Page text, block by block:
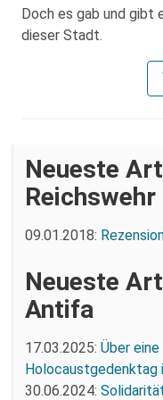
Doch es gab und gibt
dieser Stadt.
Neueste
Reichswehr
09.01.2018:
Neueste
Antifa
17.03.2025: Über
Holocaustgedenktag
30.06.2024: